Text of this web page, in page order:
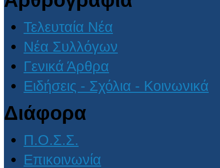
Τελευταία Νέα
Νέα Συλλόγων
Γενικά Άρθρα
Ειδήσεις - Σχόλια - Κοινωνικά
Διάφορα
Π.Ο.Σ.Σ.
Επικοινωνία